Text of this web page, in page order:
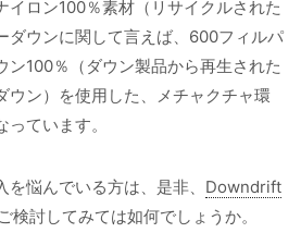
イロン100％素材（リサイクルされた
ダウンに関して言えば、600フィルパ
ン100％（ダウン製品から再生された
ウン）を使用した、メチャクチャ環
ています。
悩んでいる方は、是非、 Downdrift
検討してみては如何でしょうか。